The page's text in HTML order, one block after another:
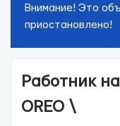
Внимание! Это
приостановлено!
Работник
OREO \